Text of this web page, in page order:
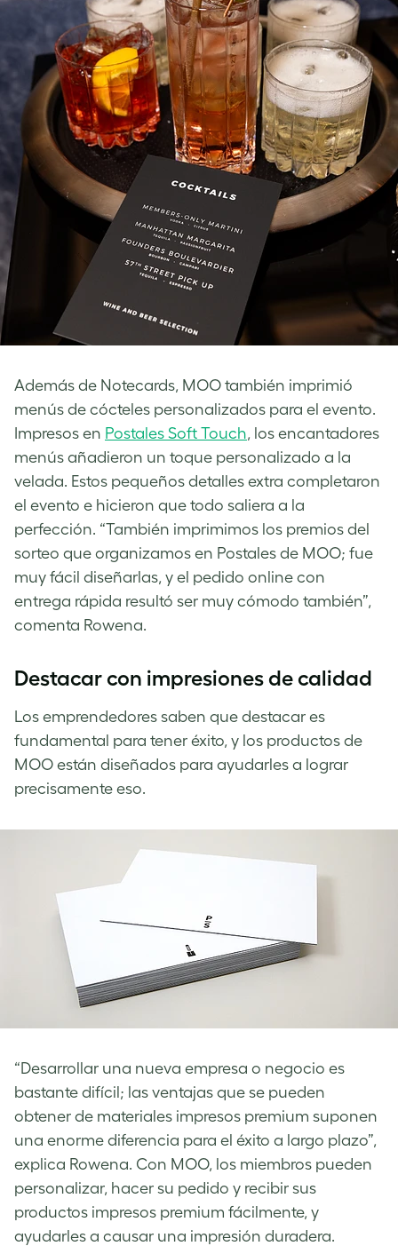
Además de Notecards, MOO también imprimió
menús de cócteles personalizados para el evento.
Impresos en Postales Soft Touch, los encantadores
menús añadieron un toque personalizado a la
velada. Estos pequeños detalles extra completaron
el evento e hicieron que todo saliera a la
perfección. “También imprimimos los premios del
sorteo que organizamos en Postales de MOO; fue
muy fácil diseñarlas, y el pedido online con
entrega rápida resultó ser muy cómodo también”,
comenta Rowena.
Destacar con impresiones de calidad
Los emprendedores saben que destacar es
fundamental para tener éxito, y los productos de
MOO están diseñados para ayudarles a lograr
precisamente eso.
“Desarrollar una nueva empresa o negocio es
bastante difícil; las ventajas que se pueden
obtener de materiales impresos premium suponen
una enorme diferencia para el éxito a largo plazo”,
explica Rowena. Con MOO, los miembros pueden
personalizar, hacer su pedido y recibir sus
productos impresos premium fácilmente, y
ayudarles a causar una impresión duradera.